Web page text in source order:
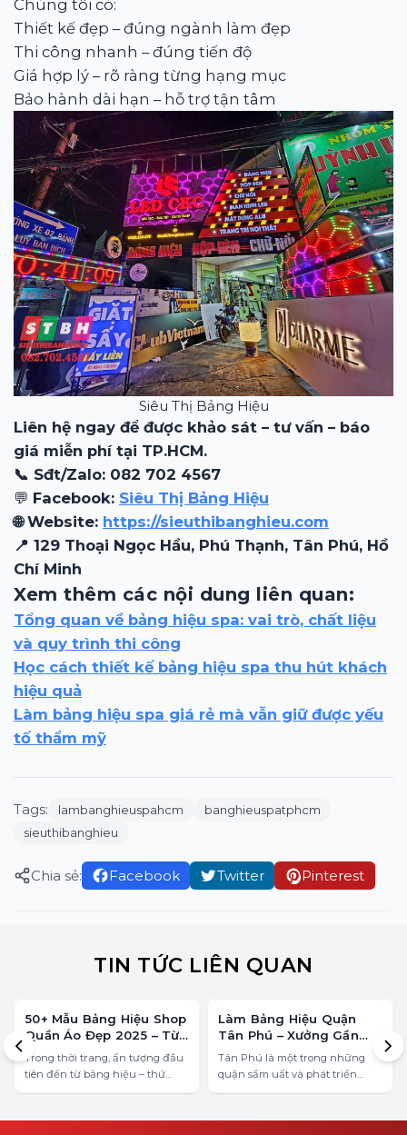
Chúng tôi có:
Thiết kế đẹp – đúng ngành làm đẹp
Thi công nhanh – đúng tiến độ
Giá hợp lý – rõ ràng từng hạng mục
Bảo hành dài hạn – hỗ trợ tận tâm
Siêu Thị Bảng Hiệu
Liên hệ ngay để được khảo sát – tư vấn – báo
giá miễn phí tại TP.HCM.
📞 Sđt/Zalo: 082 702 4567
💬 Facebook: Siêu Thị Bảng Hiệu
🌐 Website: https://sieuthibanghieu.com
📍 129 Thoại Ngọc Hầu, Phú Thạnh, Tân Phú, Hồ
Chí Minh
Xem thêm các nội dung liên quan:
Tổng quan về bảng hiệu spa: vai trò, chất liệu
và quy trình thi công
Học cách thiết kế bảng hiệu spa thu hút khách
hiệu quả
Làm bảng hiệu spa giá rẻ mà vẫn giữ được yếu
tố thẩm mỹ
Tags: lambanghieuspahcm
banghieuspatphcm
sieuthibanghieu
Chia sẻ: Facebook Twitter Pinterest
TIN TỨC LIÊN QUAN
50+ Mẫu Bảng Hiệu Shop
Quần Áo Đẹp 2025 – Từ
Basic Đến Luxury
Trong thời trang, ấn tượng đầu
tiên đến từ bảng hiệu – thứ
khách hàng nhìn thấy trước cả
bảng hiệu shop quần áo đẹp –
Làm Bảng Hiệu Quận
Tân Phú – Xưởng Gần
Bạn, Gọi Là Có!
Tân Phú là một trong những
quận sầm uất và phát triển
mạnh về kinh doanh tại
hiệu tại quận Tân Phú luôn